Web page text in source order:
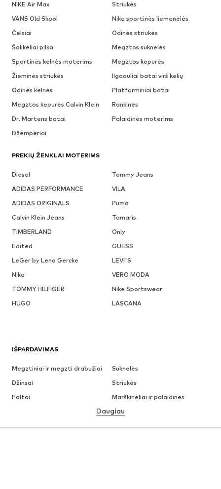
NIKE Air Max
Striukės
VANS Old Skool
Nike sportinės liemenėlės
Čelsiai
Odinės striukės
Šalikėliai pilka
Megztos suknelės
Sportinės kelnės moterims
Megztos kepurės
Žieminės striukės
Ilgaauliai batai virš kelių
Odinės kelnės
Platforminiai batai
Megztos kepurės Calvin Klein
Rankinės
Dr. Martens batai
Palaidinės moterims
Džemperiai
PREKIŲ ŽENKLAI MOTERIMS
Diesel
Tommy Jeans
ADIDAS PERFORMANCE
VILA
ADIDAS ORIGINALS
Puma
Calvin Klein Jeans
Tamaris
TIMBERLAND
Only
Edited
GUESS
LeGer by Lena Gercke
LEVI'S
Nike
VERO MODA
TOMMY HILFIGER
Nike Sportswear
HUGO
LASCANA
IŠPARDAVIMAS
Megztiniai ir megzti drabužiai
Suknelės
Džinsai
Striukės
Paltai
Marškinėliai ir palaidinės
Apatiniai
Sijonai
Palaidinės ir tunikos
Daugiau